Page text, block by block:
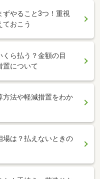
ずやること3つ！重視
ておこう
ら払う？金額の目
置について
方法や軽減措置をわか
場は？払えないときの